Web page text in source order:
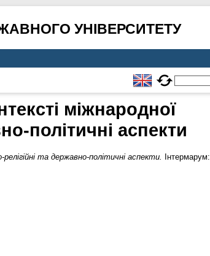
УНІВЕРСИТЕТУ
міжнародної
політичні аспекти
та державно-політичні аспекти.
Інтермарум: